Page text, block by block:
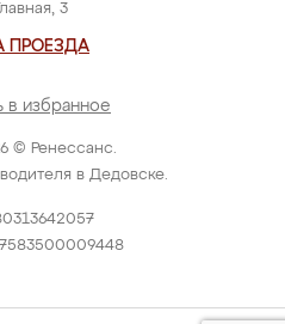
© Ренессанс.
в Дедовске.
3
ПРОЕЗДА
в избранное